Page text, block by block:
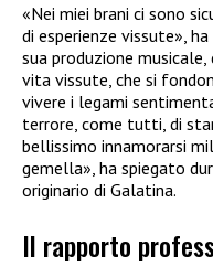
«Nei miei brani ci sono
di esperienze vissute»,
sua produzione
vita vissute, che si
vivere i legami
terrore, come tutti, di
bellissimo innamorarsi
gemella», ha spiegato
originario di Galatina.
Il rapporto